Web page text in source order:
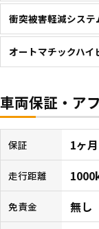
衝突被害軽減システ
オートマチックハイ
車両保証・ア
保証 1ヶ月
走行距離
免責金 無し